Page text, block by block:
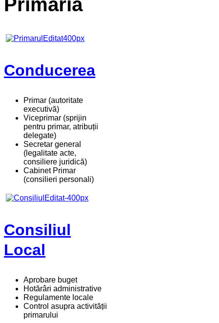
Primaria
Conducerea
Primar (autoritate
executivă)
Viceprimar (sprijin
pentru primar, atribuții
delegate)
Secretar general
(legalitate acte,
consiliere juridică)
Cabinet Primar
(consilieri personali)
Consiliul
Local
Aprobare buget
Hotărâri administrative
Regulamente locale
Control asupra activității
primarului